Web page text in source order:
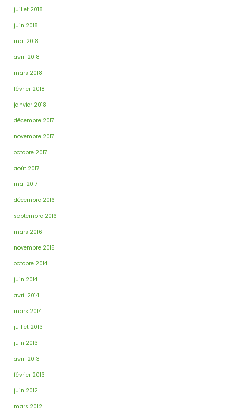
juillet 2018
juin 2018
mai 2018
avril 2018
mars 2018
février 2018
janvier 2018
décembre 2017
novembre 2017
octobre 2017
août 2017
mai 2017
décembre 2016
septembre 2016
mars 2016
novembre 2015
octobre 2014
juin 2014
avril 2014
mars 2014
juillet 2013
juin 2013
avril 2013
février 2013
juin 2012
mars 2012